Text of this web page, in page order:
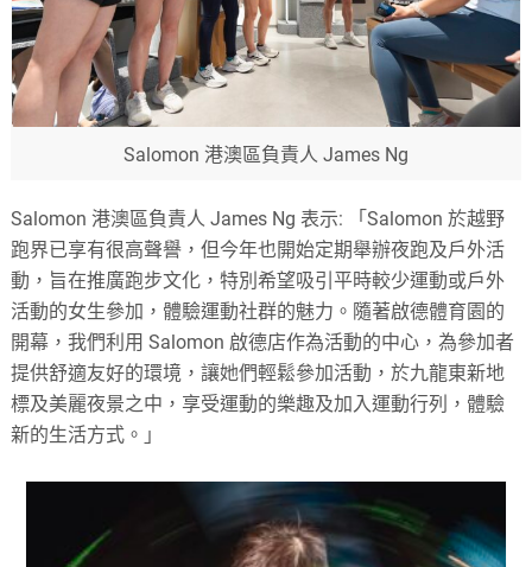
Salomon 港澳區負責人 James Ng
Salomon 港澳區負責人 James Ng 表示: 「Salomon 於越野
跑界已享有很高聲譽，但今年也開始定期舉辦夜跑及戶外活
動，旨在推廣跑步文化，特別希望吸引平時較少運動或戶外
活動的女生參加，體驗運動社群的魅力。隨著啟德體育園的
開幕，我們利用 Salomon 啟德店作為活動的中心，為參加者
提供舒適友好的環境，讓她們輕鬆參加活動，於九龍東新地
標及美麗夜景之中，享受運動的樂趣及加入運動行列，體驗
新的生活方式。」